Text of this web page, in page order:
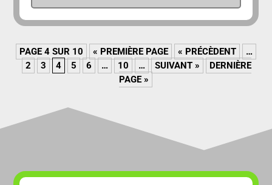
PAGE 4 SUR 10 « PREMIÈRE PAGE « PRÉCÈDENT
…
2
3 4 5 6 … 10 … SUIVANT »
DERNIÈRE
PAGE »